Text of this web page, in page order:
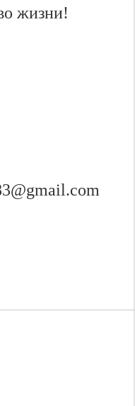
жизни!